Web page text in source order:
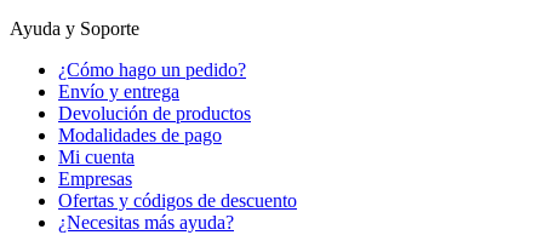
Ayuda y Soporte
¿Cómo hago un pedido?
Envío y entrega
Devolución de productos
Modalidades de pago
Mi cuenta
Empresas
Ofertas y códigos de descuento
¿Necesitas más ayuda?